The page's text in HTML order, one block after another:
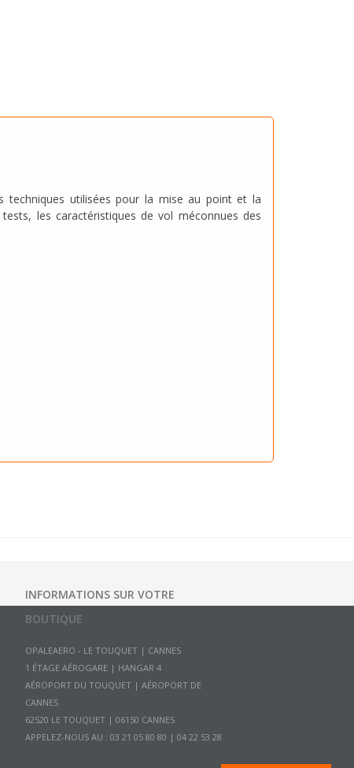
techniques utilisées pour la mise au point et la
les caractéristiques de vol méconnues des
INFORMATIONS SUR VOTRE
BOUTIQUE
OPALEAERO - LE TOUQUET | CANNES
1 ÉTAGE AÉROGARE | HANGAR 4
AÉROPORT DU TOUQUET | AÉROPORT DE
CANNES
APPELEZ-NOUS AU : 03 21 05 80 80 | 04 22 53 28